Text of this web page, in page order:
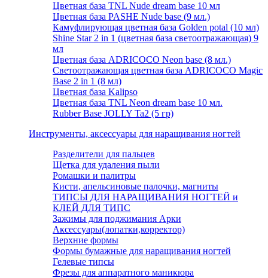
Цветная база TNL Nude dream base 10 мл
Цветная база PASHE Nude base (9 мл.)
Камуфлирующая цветная база Golden potal (10 мл)
Shine Star 2 in 1 (цветная база светоотражающая) 9
мл
Цветная база ADRICOCO Neon base (8 мл.)
Светоотражающая цветная база ADRICOCO Magic
Base 2 in 1 (8 мл)
Цветная база Kalipso
Цветная база TNL Neon dream base 10 мл.
Rubber Base JOLLY Ta2 (5 гр)
Инструменты, аксессуары для наращивания ногтей
Разделители для пальцев
Щетка для удаления пыли
Ромашки и палитры
Кисти, апельсиновые палочки, магниты
ТИПСЫ ДЛЯ НАРАЩИВАНИЯ НОГТЕЙ и
КЛЕЙ ДЛЯ ТИПС
Зажимы для поджимания Арки
Аксессуары(лопатки,корректор)
Верхние формы
Формы бумажные для наращивания ногтей
Гелевые типсы
Фрезы для аппаратного маникюра